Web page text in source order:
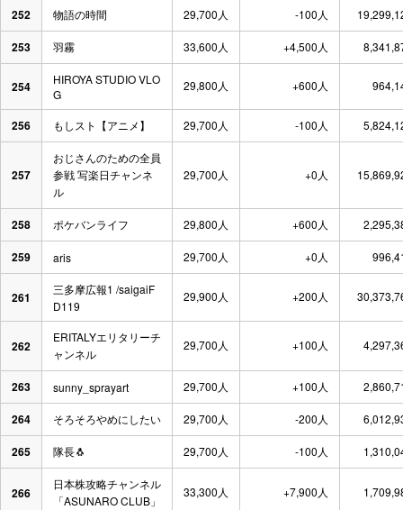
252 物語の時間 29,700人 -100人
253 羽霧 33,600人 +4,500人
254
HIROYA STUDIO VLO
G
29,800人 +600人
256 もしスト【アニメ】 29,700人 -100人
257
おじさんのための全員
参戦 写楽日チャンネ
ル
29,700人 +0人
258 ポケバンライフ 29,800人 +600人
259 aris 29,700人 +0人
261
三多摩広報1 /saigaiF
D119
29,900人 +200人
262
ERITALYエリタリーチ
ャンネル
29,700人 +100人
263 sunny_sprayart 29,700人 +100人
264 そろそろやめにしたい 29,700人 -200人
265 隊長🐧 29,700人 -100人
266
日本株攻略チャンネル
「ASUNARO CLUB」
33,300人 +7,900人